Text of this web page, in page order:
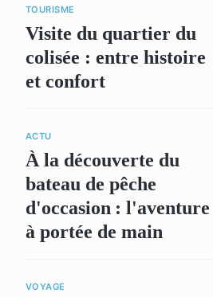
TOURISME
Visite du quartier du
colisée : entre histoire
et confort
ACTU
À la découverte du
bateau de pêche
d'occasion : l'aventure
à portée de main
VOYAGE